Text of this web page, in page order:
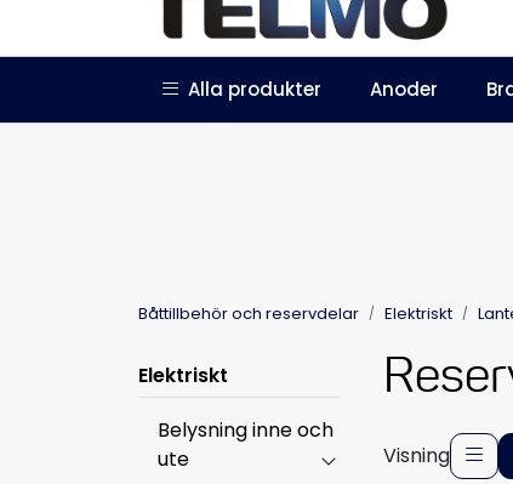
Trustpilot | Bli återförsäljare |
Alla produkter Anoder
Båttillbehör och reservdelar Elektriskt
Elektriskt
Belysning inne och
ute
Visning